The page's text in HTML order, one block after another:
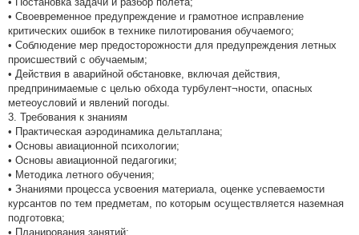
• Своевременное предупреждение и грамотное исправление
критических ошибок в технике пилотирования обучаемого;
• Соблюдение мер предосторожности для предупреждения летных
происшествий с обучаемым;
• Действия в аварийной обстановке, включая действия,
предпринимаемые с целью обхода турбулент¬ности, опасных
метеоусловий и явлений погоды.
3. Требования к знаниям
• Практическая аэродинамика дельтаплана;
• Основы авиационной психологии;
• Основы авиационной педагогики;
• Методика летного обучения;
• Знаниями процесса усвоения материала, оценке успеваемости
курсантов по тем предметам, по которым осуществляется наземная
подготовка;
• Планирования занятий;